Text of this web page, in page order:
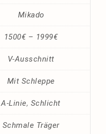
Mikado
1500€ – 1999€
V-Ausschnitt
Mit Schleppe
A-Linie, Schlicht
Schmale Träger